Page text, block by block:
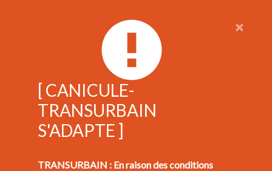
×
[ CANICULE-
TRANSURBAIN
S'ADAPTE ]
TRANSURBAIN : En raison des conditions